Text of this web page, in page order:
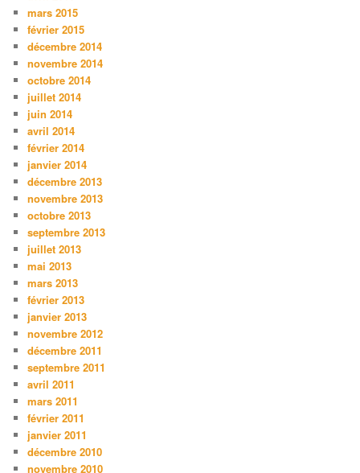
mars 2015
février 2015
décembre 2014
novembre 2014
octobre 2014
juillet 2014
juin 2014
avril 2014
février 2014
janvier 2014
décembre 2013
novembre 2013
octobre 2013
septembre 2013
juillet 2013
mai 2013
mars 2013
février 2013
janvier 2013
novembre 2012
décembre 2011
septembre 2011
avril 2011
mars 2011
février 2011
janvier 2011
décembre 2010
novembre 2010